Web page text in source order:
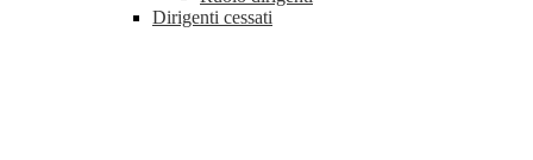
Dirigenti cessati